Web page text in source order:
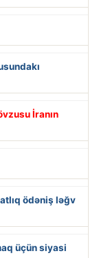
İranın
ödəniş ləğv
üçün siyasi